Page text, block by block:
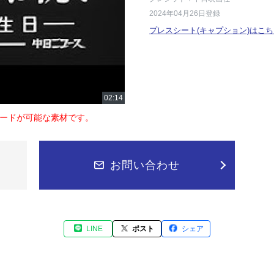
が可能な素材です。
2024年04月26日登録
プレスシート(キャプション)はこ
お問い合わせ
LINE ポスト シェア